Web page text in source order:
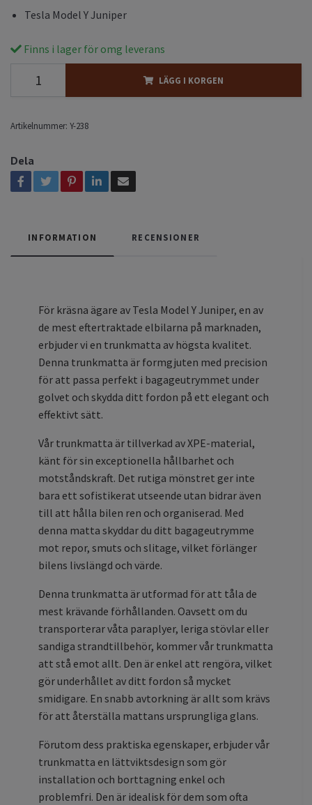
Tesla Model Y Juniper
Finns i lager för omg leverans
LÄGG I KORGEN
Artikelnummer: Y-238
Dela
INFORMATION RECENSIONER
För kräsna ägare av Tesla Model Y Juniper, en av
de mest eftertraktade elbilarna på marknaden,
erbjuder vi en trunkmatta av högsta kvalitet.
Denna trunkmatta är formgjuten med precision
för att passa perfekt i bagageutrymmet under
golvet och skydda ditt fordon på ett elegant och
effektivt sätt.
Vår trunkmatta är tillverkad av XPE-material,
känt för sin exceptionella hållbarhet och
motståndskraft. Det rutiga mönstret ger inte
bara ett sofistikerat utseende utan bidrar även
till att hålla bilen ren och organiserad. Med
denna matta skyddar du ditt bagageutrymme
mot repor, smuts och slitage, vilket förlänger
bilens livslängd och värde.
Denna trunkmatta är utformad för att tåla de
mest krävande förhållanden. Oavsett om du
transporterar våta paraplyer, leriga stövlar eller
sandiga strandtillbehör, kommer vår trunkmatta
att stå emot allt. Den är enkel att rengöra, vilket
gör underhållet av ditt fordon så mycket
smidigare. En snabb avtorkning är allt som krävs
för att återställa mattans ursprungliga glans.
Förutom dess praktiska egenskaper, erbjuder vår
trunkmatta en lättviktsdesign som gör
installation och borttagning enkel och
problemfri. Den är idealisk för dem som ofta